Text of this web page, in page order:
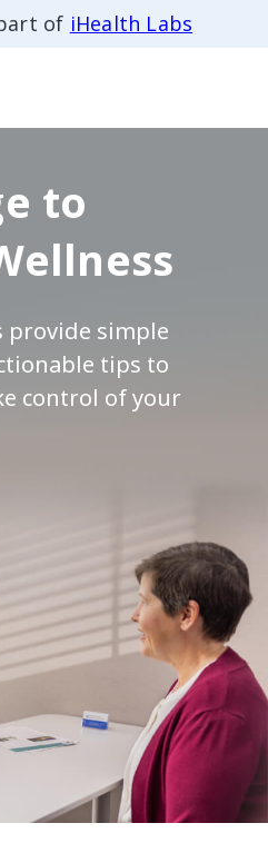
of iHealth Labs
to
simple
tips to
control of your